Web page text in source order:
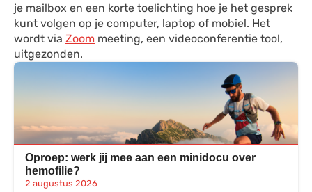
je mailbox en een korte toelichting hoe je het gesprek
kunt volgen op je computer, laptop of mobiel. Het
wordt via Zoom meeting, een videoconferentie tool,
uitgezonden.
Oproep: werk jij mee aan een minidocu over
hemofilie?
2 augustus 2026